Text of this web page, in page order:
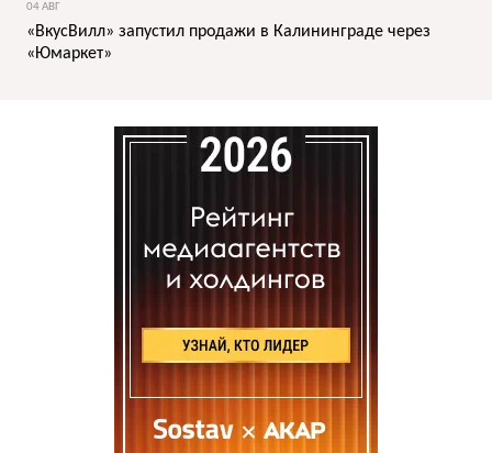
04 АВГ
«ВкусВилл» запустил продажи в Калининграде через
«Юмаркет»